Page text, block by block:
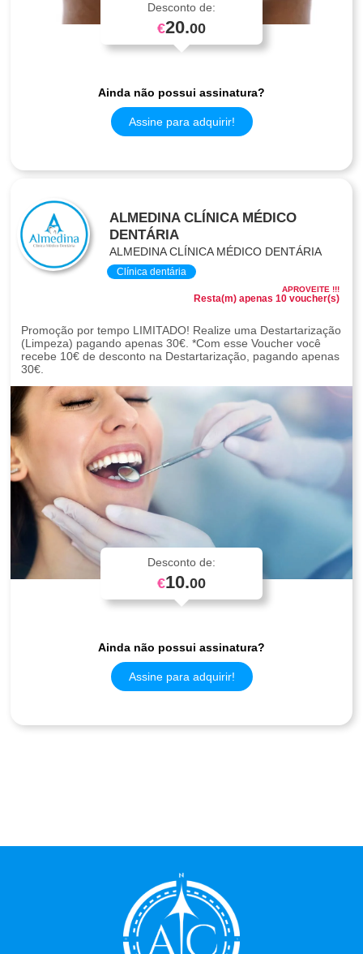
Desconto de:
€20.00
Ainda não possui assinatura?
Assine para adquirir!
ALMEDINA CLÍNICA MÉDICO
DENTÁRIA
ALMEDINA CLÍNICA MÉDICO DENTÁRIA
Clínica dentária
APROVEITE !!!
Resta(m) apenas 10 voucher(s)
Promoção por tempo LIMITADO! Realize uma Destartarização
(Limpeza) pagando apenas 30€. *Com esse Voucher você
recebe 10€ de desconto na Destartarização, pagando apenas
30€.
Desconto de:
€10.00
Ainda não possui assinatura?
Assine para adquirir!